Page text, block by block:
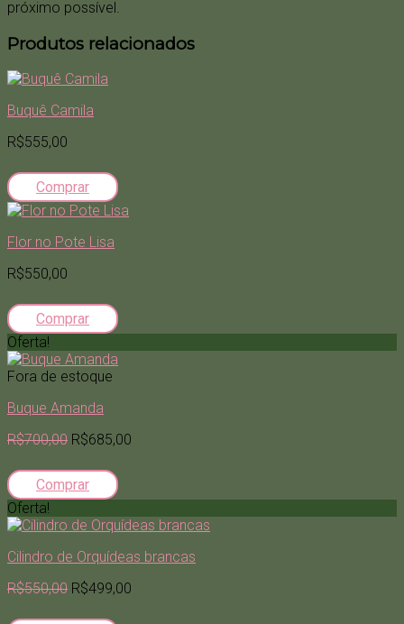
próximo possível.
Produtos relacionados
Buquê Camila
R$555,00
Comprar
Flor no Pote Lisa
R$550,00
Comprar
Oferta!
Fora de estoque
Buque Amanda
R$700,00 R$685,00
Comprar
Oferta!
Cilindro de Orquídeas brancas
R$550,00 R$499,00